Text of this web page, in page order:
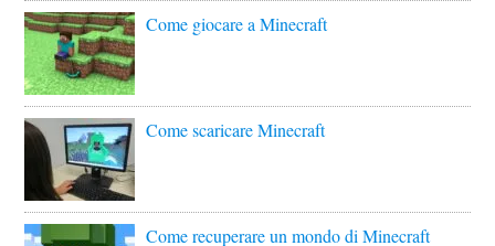
Come giocare a Minecraft
Come scaricare Minecraft
Come recuperare un mondo di Minecraft